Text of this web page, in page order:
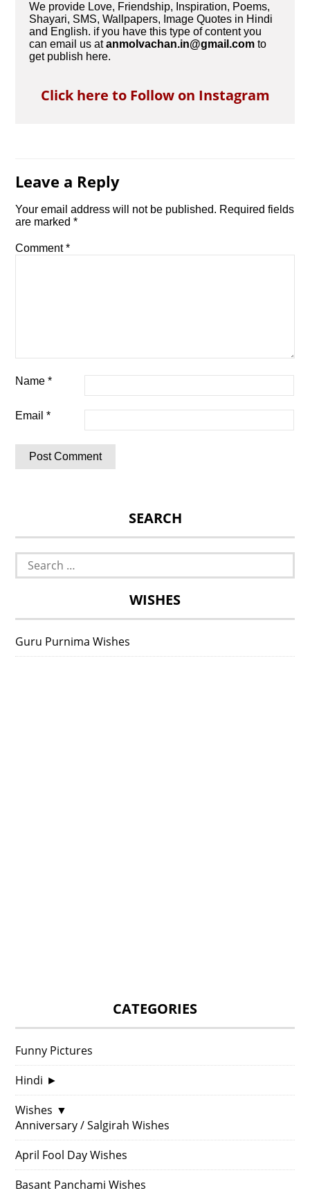
We provide Love, Friendship, Inspiration, Poems,
Shayari, SMS, Wallpapers, Image Quotes in Hindi
and English. if you have this type of content you
can email us atanmolvachan.in@gmail.com to
get publish here.
Click here to Follow on Instagram
Leave a Reply
Your email address will not be published. Required fields
are marked*
Comment*
Name*
Email*
SEARCH
Search
for:
WISHES
Guru Purnima Wishes
CATEGORIES
Funny Pictures
Hindi ►
Wishes ▼
Anniversary / Salgirah Wishes
April Fool Day Wishes
Basant Panchami Wishes